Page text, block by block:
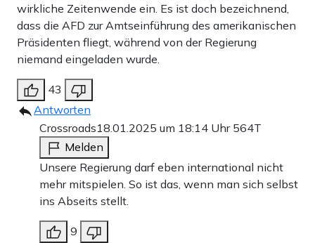
wirkliche Zeitenwende ein. Es ist doch bezeichnend,
dass die AFD zur Amtseinführung des amerikanischen
Präsidenten fliegt, während von der Regierung
niemand eingeladen wurde.
43
Antworten
Crossroads18.01.2025 um 18:14 Uhr 564T
Melden
Unsere Regierung darf eben international nicht
mehr mitspielen. So ist das, wenn man sich selbst
ins Abseits stellt.
9